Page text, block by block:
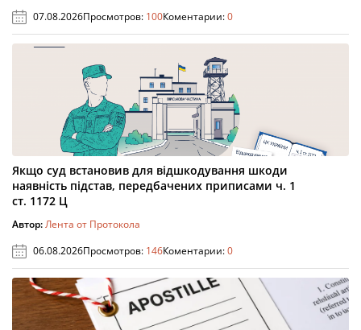
07.08.2026Просмотров: 100Коментарии:0
Якщо суд встановив для відшкодування шкоди
наявність підстав, передбачених приписами ч. 1
ст. 1172 Ц
Автор:Лента от Протокола
06.08.2026Просмотров: 146Коментарии:0